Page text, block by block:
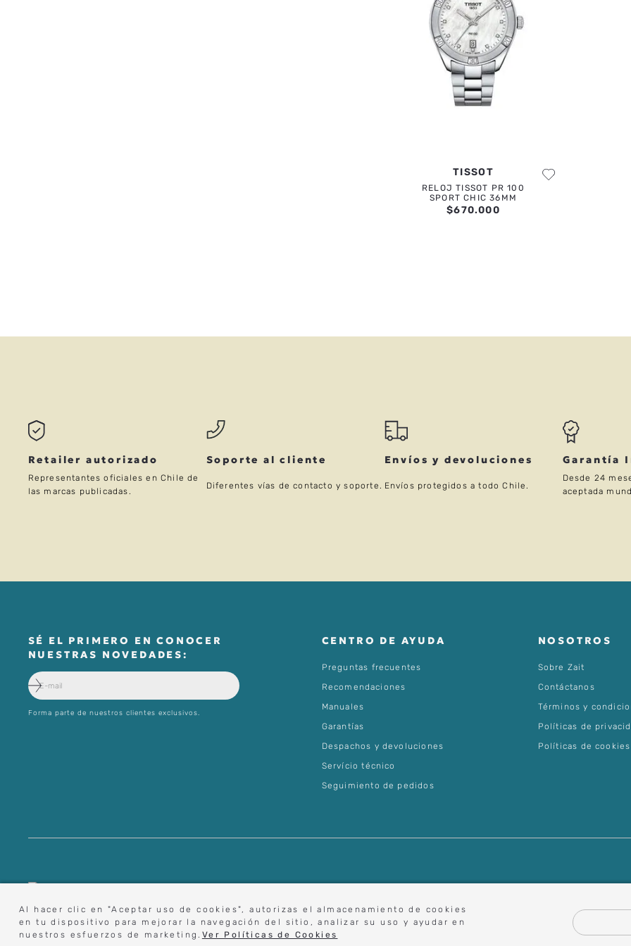
Al hacer clic en "Aceptar uso de cookies", autorizas el almacenamiento de cookies
en tu dispositivo para mejorar la navegación del sitio, analizar su uso y ayudar en
nuestros esfuerzos de marketing. Ver Políticas de Cookies
ENVIAR COMENTARIO
TISSOT
RELOJ TISSOT PR 100
SPORT CHIC 36MM
$670.000
Retailer autorizado
Representantes oficiales en Chile de
las marcas publicadas.
Soporte al cliente
Diferentes vías de contacto y soporte.
Envíos y devoluciones
Envíos protegidos a todo Chile.
Garantía
Desde 24
aceptada
SÉ EL PRIMERO EN CONOCER
NUESTRAS NOVEDADES:
Forma parte de nuestros clientes exclusivos.
CENTRO DE AYUDA
Preguntas frecuentes
Recomendaciones
Manuales
Garantías
Despachos y devoluciones
Servício técnico
Seguimiento de pedidos
NOSOTROS
Sobre Zait
Contáctanos
Términos y
Políticas de
Políticas de cookies
© 2023 Importadora y Comercializadora Altea Ltda. Todos los derechos